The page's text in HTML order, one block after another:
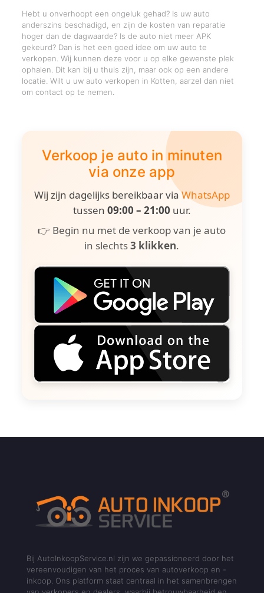
Hebt u onverhoopt een ongeluk gehad? Is uw auto
anderszins beschadigd, en zijn de kosten van reparatie
hoger dan de dagwaarde? Is de auto niet meer APK
gekeurd? Dan is het een goed idee om uw auto te
verkopen. Wij kunnen deze voor u op elke gewenste plek
ophalen. Dit kan bij u thuis zijn, maar ook op een andere
locatie. Wilt u uw auto verkopen in Kotten, aarzel dan niet
om contact op te nemen.
Verkoop je auto in minuten
via onze app
Wij zijn dagelijks bereikbaar viaWhatsApp
tussen 09:00 – 21:00 uur.
👉 Begin nu met de verkoop van je auto
in slechts3 klikken.
Bij AutoInkoopService.nl zijn we gepassioneerd door het
vereenvoudigen van het proces van autoverkoop en -
inkoop. Ons platform staat centraal in het samenbrengen